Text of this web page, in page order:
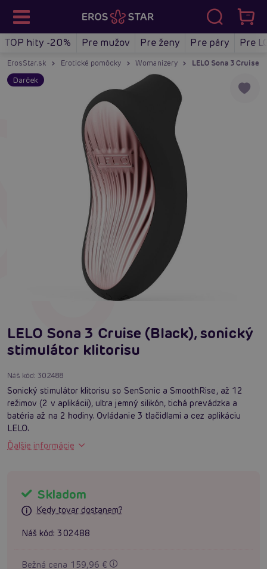
TOP hity -20% Pre mužov Pre ženy Pre páry Pre
ErosStar.sk Erotické pomôcky Womanizery LELO Sona 3 Cruise
Darček
LELO Sona 3 Cruise (Black), sonický
stimulátor klitorisu
Náš kód:302488
Sonický stimulátor klitorisu so SenSonic a SmoothRise, až 12
režimov (2 v aplikácii), ultra jemný silikón, tichá prevádzka a
batéria až na 2 hodiny. Ovládanie 3 tlačidlami a cez aplikáciu
LELO.
Ďalšie informácie
Skladom
Kedy tovar dostanem?
Náš kód: 302488
Bežná cena 159,96 €